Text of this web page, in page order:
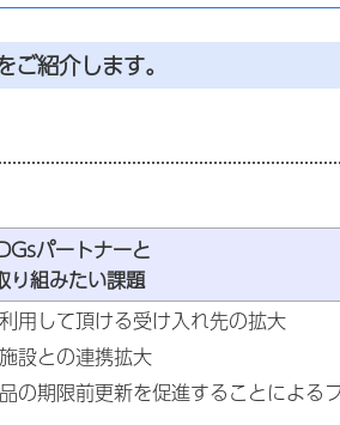
紹介します。
パートナーと
り組みたい課題
用して頂ける受け入れ先の拡大
設との連携拡大
の期限前更新を促進することによる